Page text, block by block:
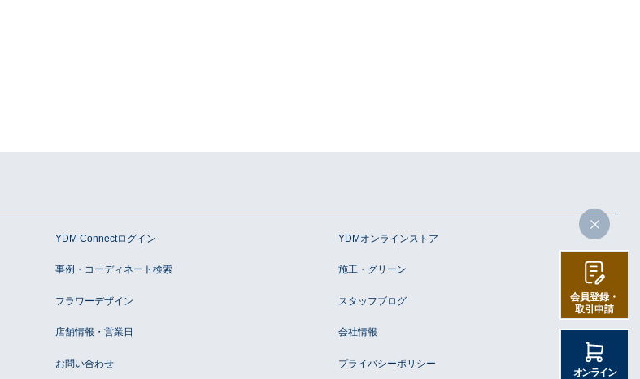
会員登録・
取引申請
オンライン
YDM Connectログイン YDMオンラインストア
事例・コーディネート検索 施工・グリーン
フラワーデザイン スタッフブログ
店舗情報・営業日 会社情報
お問い合わせ プライバシーポリシー